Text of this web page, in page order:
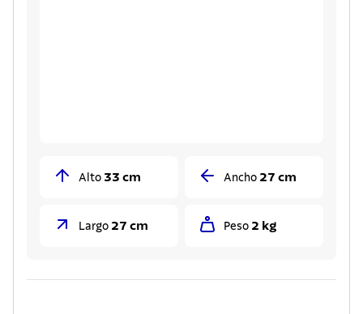
Alto 33 cm Ancho 27 cm
Largo 27 cm Peso 2 kg